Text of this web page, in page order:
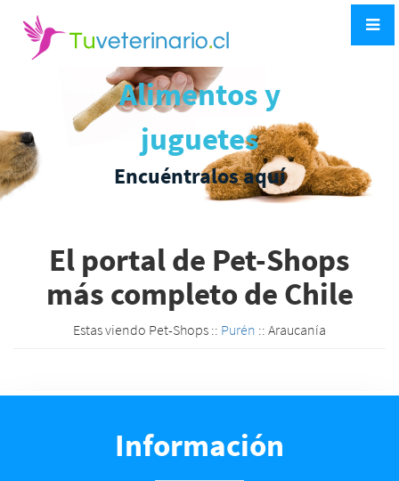
Alimentos y
juguetes
Encuéntralos aquí
El portal de Pet-Shops
más completo de Chile
Estas viendo Pet-Shops :: Purén :: Araucanía
Información